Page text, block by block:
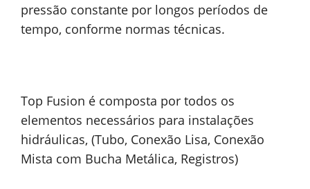
pressão constante por longos períodos de
tempo, conforme normas técnicas.
Top Fusion é composta por todos os
elementos necessários para instalações
hidráulicas, (Tubo, Conexão Lisa, Conexão
Mista com Bucha Metálica, Registros)